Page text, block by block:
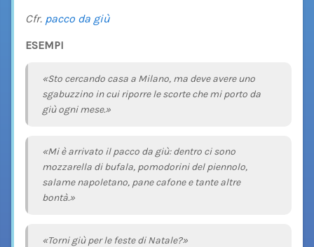
Cfr. pacco da giù
ESEMPI
«Sto cercando casa a Milano, ma deve avere uno
sgabuzzino in cui riporre le scorte che mi porto da
giù ogni mese.»
«Mi è arrivato il pacco da giù: dentro ci sono
mozzarella di bufala, pomodorini del piennolo,
salame napoletano, pane cafone e tante altre
bontà.»
«Torni giù per le feste di Natale?»